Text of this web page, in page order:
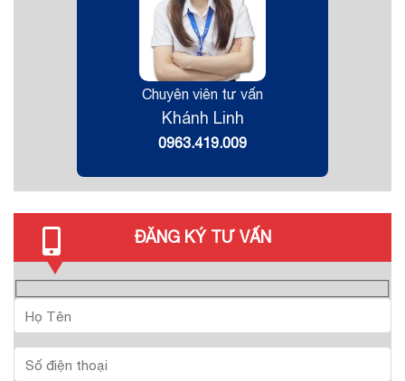
Chuyên viên tư vấn
Khánh Linh
0963.419.009
ĐĂNG KÝ TƯ VẤN